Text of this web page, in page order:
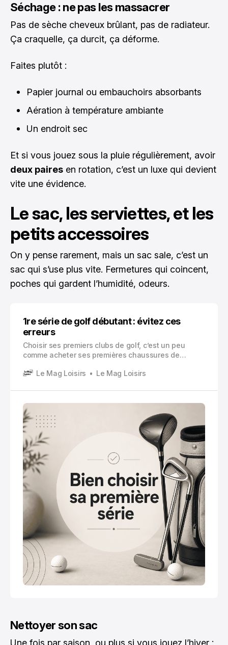
Séchage : ne pas les massacrer
Pas de sèche cheveux brûlant, pas de radiateur.
Ça craquelle, ça durcit, ça déforme.
Faites plutôt :
Papier journal ou embauchoirs absorbants
Aération à température ambiante
Un endroit sec
Et si vous jouez sous la pluie régulièrement, avoir
deux paires en rotation, c’est un luxe qui devient
vite une évidence.
Le sac, les serviettes, et les
petits accessoires
On y pense rarement, mais un sac sale, c’est un
sac qui s’use plus vite. Fermetures qui coincent,
poches qui gardent l’humidité, odeurs.
1re série de golf débutant : évitez ces
erreurs
Choisir ses premiers clubs de golf, c’est un peu
comme acheter ses premières chaussures de
faire avec… mais tu risques de te faire mal, de
problème ne vient pas de toi.
Le Mag Loisirs Le Mag Loisirs
Nettoyer son sac
Une fois par saison, ou plus si vous jouez l’hiver :